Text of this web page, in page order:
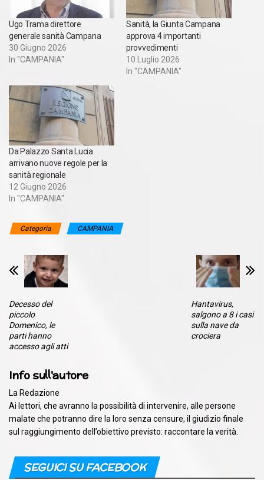
Ugo Trama direttore
generale sanità Campana
30 Giugno 2026
In "CAMPANIA"
Sanità, la Giunta Campana
approva 4 importanti
provvedimenti
10 Luglio 2026
In "CAMPANIA"
Da Palazzo Santa Lucia
arrivano nuove regole per la
sanità regionale
12 Giugno 2026
In "CAMPANIA"
Categoria CAMPANIA
Decesso del
piccolo
Domenico, le
parti hanno
accesso agli atti
Hantavirus,
salgono a 8 i casi
sulla nave da
crociera
Info sull'autore
La Redazione
Ai lettori, che avranno la possibilità di intervenire, alle persone
malate che potranno dire la loro senza censure, il giudizio finale
sul raggiungimento dell’obiettivo previsto: raccontare la verità.
SEGUICI SU FACEBOOK